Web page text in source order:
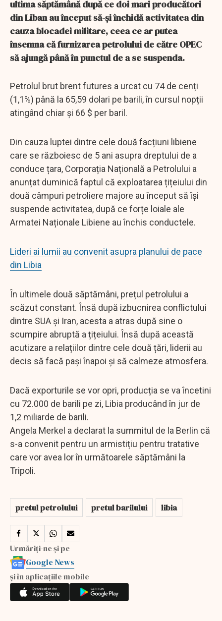
ultima săptămână după ce doi mari producători
din Liban au început să-și închidă activitatea din
cauza blocadei militare, ceea ce ar putea
însemna că furnizarea petrolului de către OPEC
să ajungă până în punctul de a se suspenda.
Petrolul brut brent futures a urcat cu 74 de cenți
(1,1%) până la 65,59 dolari pe barili, în cursul nopții
atingând chiar și 66 $ per baril.
Din cauza luptei dintre cele două facțiuni libiene
care se războiesc de 5 ani asupra dreptului de a
conduce țara, Corporația Națională a Petrolului a
anunțat duminică faptul că exploatarea țițeiului din
două câmpuri petroliere majore au început să își
suspende activitatea, după ce forțe loiale ale
Armatei Naționale Libiene au închis conductele.
Lideri ai lumii au convenit asupra planului de pace
din Libia
În ultimele două săptămâni, prețul petrolului a
scăzut constant. Însă după izbucnirea conflictului
dintre SUA și Iran, acesta a atras după sine o
scumpire abruptă a țițeiului. Însă după această
acutizare a relațiilor dintre cele două țări, liderii au
decis să facă pași înapoi și să calmeze atmosfera.
Dacă exporturile se vor opri, producția se va încetini
cu 72.000 de barili pe zi, Libia producând în jur de
1,2 miliarde de barili.
Angela Merkel a declarat la summitul de la Berlin că
s-a convenit pentru un armistițiu pentru tratative
care vor avea lor în următoarele săptămâni la
Tripoli.
pretul petrolului pretul barilului libia
Urmăriți-ne și pe
Google News
și în aplicațiile mobile